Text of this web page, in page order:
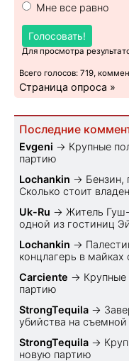
Мне все равно
Голосовать!
Для просмотра
Всего голосов: 719,
Страница опроса »
Последние
Evgeni → Крупные
партию
Lochankin → Бензин,
Cколько стоит
Uk-Ru → Житель
одной из гостиниц
Lochankin →
концлагерь в
Carciente → Крупные
партию
StrongTequila →
убийства на
StrongTequila →
новую партию